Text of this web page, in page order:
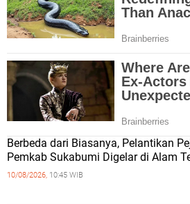
Berbeda dari Biasanya, Pelantikan
Pemkab Sukabumi Digelar di Alam
10/08/2026, 10:45 WIB